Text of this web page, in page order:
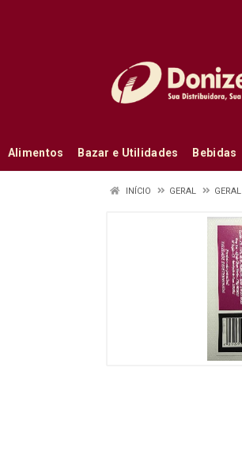
Alimentos Bazar e Utilidades Bebidas
INÍCIO GERAL GERAL